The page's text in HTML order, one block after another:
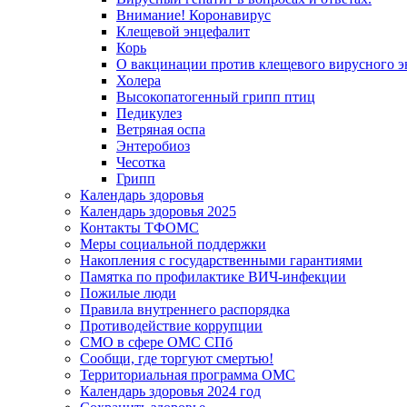
Внимание! Коронавирус
Клещевой энцефалит
Корь
О вакцинации против клещевого вирусного
Холера
Высокопатогенный грипп птиц
Педикулез
Ветряная оспа
Энтеробиоз
Чесотка
Грипп
Календарь здоровья
Календарь здоровья 2025
Контакты ТФОМС
Меры социальной поддержки
Накопления с государственными гарантиями
Памятка по профилактике ВИЧ-инфекции
Пожилые люди
Правила внутреннего распорядка
Противодействие коррупции
СМО в сфере ОМС СПб
Сообщи, где торгуют смертью!
Территориальная программа ОМС
Календарь здоровья 2024 год